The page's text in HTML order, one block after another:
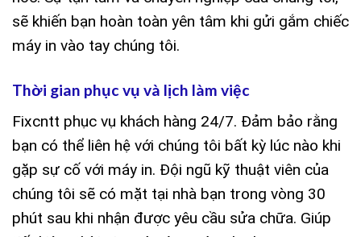
sẽ khiến bạn hoàn toàn yên tâm khi gửi gắm chiếc
máy in vào tay chúng tôi.
Thời gian phục vụ và lịch làm việc
Fixcntt phục vụ khách hàng 24/7. Đảm bảo rằng
bạn có thể liên hệ với chúng tôi bất kỳ lúc nào khi
gặp sự cố với máy in. Đội ngũ kỹ thuật viên của
chúng tôi sẽ có mặt tại nhà bạn trong vòng 30
phút sau khi nhận được yêu cầu sửa chữa. Giúp